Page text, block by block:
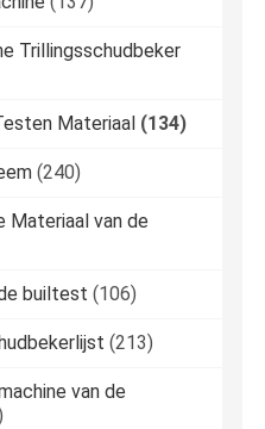
Trillingsschudbeker
Materiaal (134)
(240)
Materiaal van de
builtest (106)
(213)
van de